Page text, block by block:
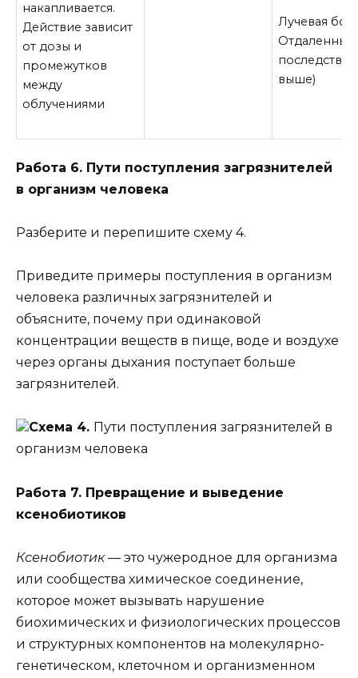
Лучевая
Отдаленные
выше)
накапливается.
Действие зависит
от дозы и
промежутков
между
облучениями
Работа 6. Пути поступления загрязнителей
в организм человека
Разберите и перепишите схему 4.
Приведите примеры поступления в организм
человека различных загрязнителей и
объясните, почему при одинаковой
концентрации веществ в пище, воде и воздухе
через органы дыхания поступает больше
загрязнителей.
Схема 4. Пути поступления загрязнителей в
организм человека
Работа 7. Превращение и выведение
ксенобиотиков
Ксенобиотик — это чужеродное для организма
или сообщества химическое соединение,
которое может вызывать нарушение
биохимических и физиологических процессов
и структурных компонентов на молекулярно-
генетическом, клеточном и организменном